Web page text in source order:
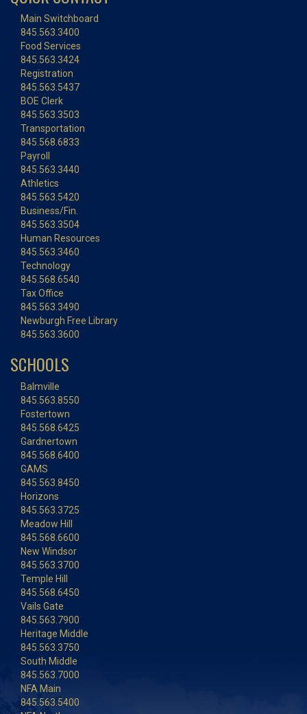
Main Switchboard
845.563.3400
Food Services
845.563.3424
Registration
845.563.5437
BOE Clerk
845.563.3503
Transportation
845.568.6833
Payroll
845.563.3440
Athletics
845.563.5420
Business/Fin.
845.563.3504
Human Resources
845.563.3460
Technology
845.568.6540
Tax Office
845.563.3490
Newburgh Free Library
845.563.3600
SCHOOLS
Balmville
845.563.8550
Fostertown
845.568.6425
Gardnertown
845.568.6400
GAMS
845.563.8450
Horizons
845.563.3725
Meadow Hill
845.568.6600
New Windsor
845.563.3700
Temple Hill
845.568.6450
Vails Gate
845.563.7900
Heritage Middle
845.563.3750
South Middle
845.563.7000
NFA Main
845.563.5400